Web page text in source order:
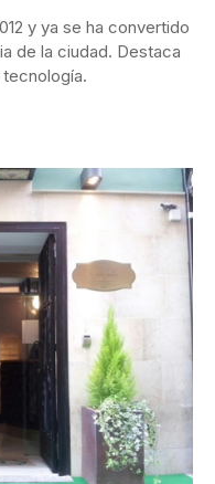
y ya se ha convertido
de la ciudad. Destaca